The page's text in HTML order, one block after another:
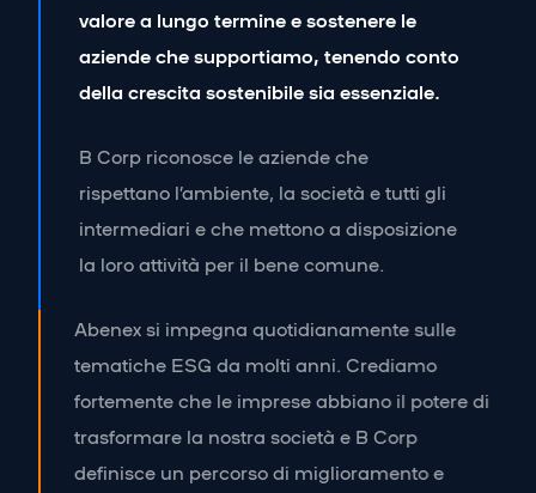
valore a lungo termine e sostenere le
aziende che supportiamo, tenendo conto
della crescita sostenibile sia essenziale.
B Corp riconosce le aziende che
rispettano l’ambiente, la società e tutti gli
intermediari e che mettono a disposizione
la loro attività per il bene comune.
Abenex si impegna quotidianamente sulle
tematiche ESG da molti anni. Crediamo
fortemente che le imprese abbiano il potere di
trasformare la nostra società e B Corp
definisce un percorso di miglioramento e